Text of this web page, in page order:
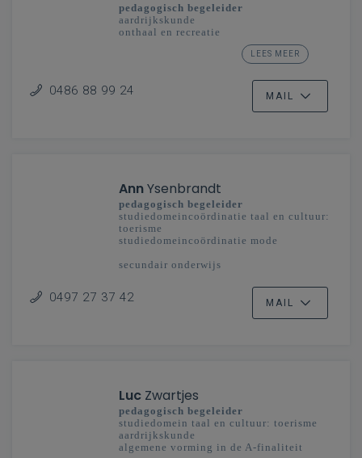
pedagogisch begeleider
aardrijkskunde
onthaal en recreatie
studiedomein taal en cultuur: toerisme
Limburg - Vlaanderenbreed
LEES MEER
0486 88 99 24 MAIL
AnnYsenbrandt
pedagogisch begeleider
studiedomeincoördinatie taal en cultuur:
toerisme
studiedomeincoördinatie mode
secundair onderwijs
0497 27 37 42 MAIL
Luc Zwartjes
pedagogisch begeleider
studiedomein taal en cultuur: toerisme
aardrijkskunde
algemene vorming in de A-finaliteit